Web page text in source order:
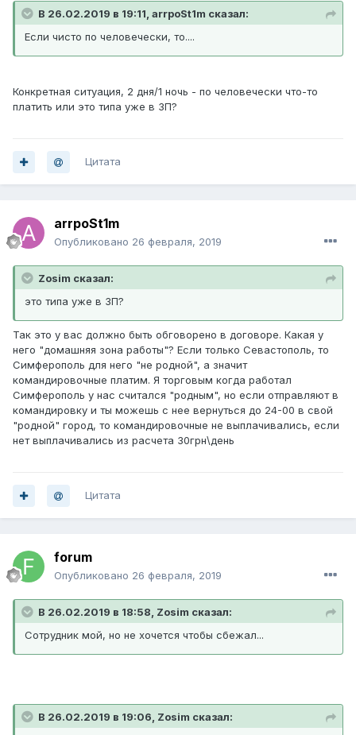
В 26.02.2019 в 19:11, arrpoSt1m сказал:
Если чисто по человечески, то....
Конкретная ситуация, 2 дня/1 ночь - по человечески что-то
платить или это типа уже в ЗП?
Цитата
arrpoSt1m
Опубликовано 26 февраля, 2019
Zosim сказал:
это типа уже в ЗП?
Так это у вас должно быть обговорено в договоре. Какая у
него "домашняя зона работы"? Если только Севастополь, то
Симферополь для него "не родной", а значит
командировочные платим. Я торговым когда работал
Симферополь у нас считался "родным", но если отправляют в
командировку и ты можешь с нее вернуться до 24-00 в свой
"родной" город, то командировочные не выплачивались, если
нет выплачивались из расчета 30грн\день
Цитата
forum
Опубликовано 26 февраля, 2019
В 26.02.2019 в 18:58, Zosim сказал:
Сотрудник мой, но не хочется чтобы сбежал...
В 26.02.2019 в 19:06, Zosim сказал: